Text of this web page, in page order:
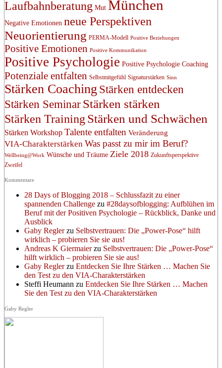
Laufbahnberatung Mut München
Negative Emotionen neue Perspektiven
Neuorientierung PERMA-Modell Positive Beziehungen
Positive Emotionen Positive Kommunikation
Positive Psychologie Positive Psychologie Coaching
Potenziale entfalten Selbstmitgefühl Signaturstärken Sinn
Stärken Coaching Stärken entdecken
Stärken SeminarStärken stärken
Stärken Training Stärken und Schwächen
Stärken Workshop Talente entfalten Veränderung
VIA-Charakterstärken Was passt zu mir im Beruf?
Wellbeing@Work Wünsche und Träume Ziele 2018 Zukunftsperspektive
Zweifel
Kommentare
28 Days of Blogging 2018 – Schlussfazit zu einer
spannenden Challenge zu #28daysofblogging: Aufblühen im
Beruf mit der Positiven Psychologie – Rückblick, Danke und
Ausblick
Gaby Reglerzu Selbstvertrauen: Die „Power-Pose“ hilft
wirklich – probieren Sie sie aus!
Andreas K Giermaierzu Selbstvertrauen: Die „Power-Pose“
hilft wirklich – probieren Sie sie aus!
Gaby Reglerzu Entdecken Sie Ihre Stärken … Machen Sie
den Test zu den VIA-Charakterstärken
Steffi Heumann zu Entdecken Sie Ihre Stärken … Machen
Sie den Test zu den VIA-Charakterstärken
Gaby Regler